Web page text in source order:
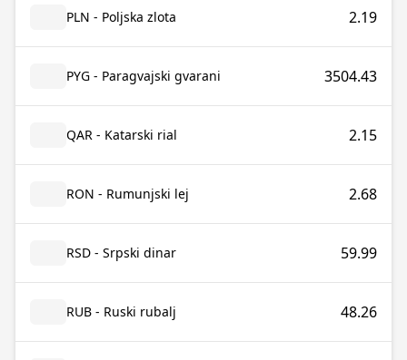
PLN - Poljska zlota 2.19
PYG - Paragvajski gvarani 3504.43
QAR - Katarski rial 2.15
RON - Rumunjski lej 2.68
RSD - Srpski dinar 59.99
RUB - Ruski rubalj 48.26